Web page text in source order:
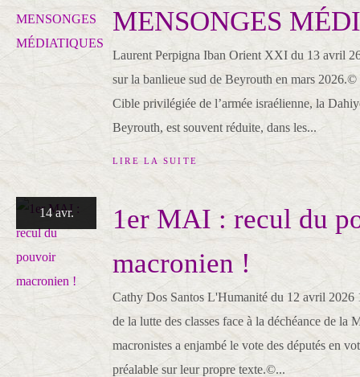
MENSONGES
Laurent Perpigna Iban Orient XXI du 13 avril
sur la banlieue sud de Beyrouth en mars
Cible privilégiée de l’armée israélienne, la
Beyrouth, est souvent réduite, dans les...
LIRE LA SUITE
14 avr.
1er MAI : recul du
macronien !
Cathy Dos Santos L'Humanité du 12 avril 2026
de la lutte des classes face à la déchéance de la
macronistes a enjambé le vote des députés en
préalable sur leur propre texte.©...